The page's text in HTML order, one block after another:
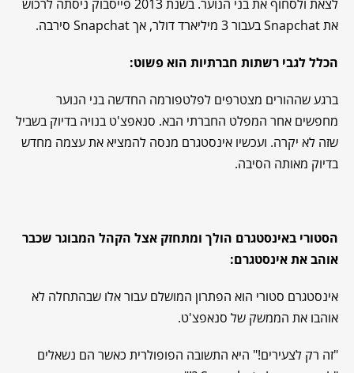
לצאת ולסחוף את בני הנוער. בשנת 2013 פייסבוק ניסתה לרכוש
את Snapchat בעבור 3 מיליארד דולר, אך Snapchat סירבה.
הכלל לגבי רשתות חברתיות הוא פשוט:
ברגע שההורים מצטרפים לפלטפורמה החדשה בני הנוער
מחפשים אחר המפלט החברתי הבא. סנאפצ'ט בנויה בדיוק בשביל
שזה לא יקרה. ועכשיו אינסטגרם מנסה להמציא את עצמה מחדש
בדיוק מאותה הסיבה.
הסטורי באינסטגרם הולך ומתחזק אצל הקהל המבוגר שכבר
אוהב את אינסטגרם:
אינסטגרם סטורי הוא הפתרון המושלם עבור אלו שבהתחלה לא
אוהבו את הממשק של סנאפצ'ט.
"זה רק לצעירים!" היא התשובה הפופולרית כאשר הם נשאלים